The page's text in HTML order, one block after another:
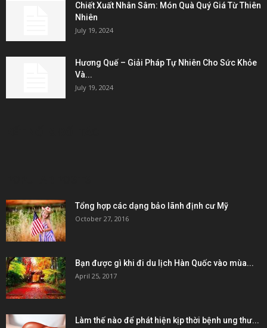
Chiết Xuất Nhân Sâm: Món Quà Quý Giá Từ Thiên
Nhiên
July 19, 2024
Hương Quế – Giải Pháp Tự Nhiên Cho Sức Khỏe
Và...
July 19, 2024
Tổng hợp các dạng bảo lãnh định cư Mỹ
October 27, 2016
Bạn được gì khi đi du lịch Hàn Quốc vào mùa...
April 25, 2017
Làm thế nào để phát hiện kịp thời bệnh ung thư...